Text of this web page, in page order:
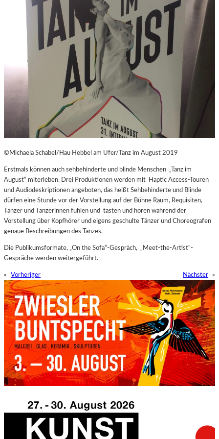
©Michaela Schabel/Hau Hebbel am Ufer/Tanz im August 2019
Erstmals können auch sehbehinderte und blinde Menschen „Tanz im
August“ miterleben. Drei Produktionen werden mit Haptic Access-Touren
und Audiodeskriptionen angeboten, das heißt Sehbehinderte und Blinde
dürfen eine Stunde vor der Vorstellung auf der Bühne Raum, Requisiten,
Tänzer und Tänzerinnen fühlen und tasten und hören während der
Vorstellung über Kopfhörer und eigens geschulte Tänzer und Choreografen
genaue Beschreibungen des Tanzes.
Die Publikumsformate, „On the Sofa“-Gespräch, „Meet-the-Artist“-
Gespräche werden weitergeführt.
« Vorheriger Nächster »